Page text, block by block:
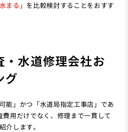
水まる」 を比較検討することをおすす
・水道修理会社お
グ
能」かつ「水道局指定工事店」であ
用だけでなく、修理まで一貫して
介します。